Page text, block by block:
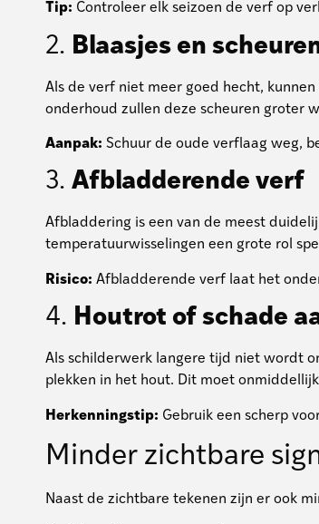
Tip: Controleer elk seizoen de verf op
2. Blaasjes en
Als de verf niet meer goed hecht,
onderhoud zullen deze scheuren groter
Aanpak: Schuur de oude verflaag weg,
3.Afbladderende verf
Afbladdering is een van de meest
temperatuurwisselingen een grote rol
Risico: Afbladderende verf laat het
4. Houtrot of schade
Als schilderwerk langere tijd niet wordt
plekken in het hout. Dit moet
Herkenningstip: Gebruik een scherp
Minder zichtbare
Naast de zichtbare tekenen zijn er ook